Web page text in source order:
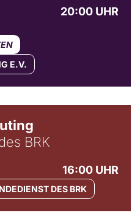
20:00 UHR
E.V.
BRK
16:00 UHR
DES BRK